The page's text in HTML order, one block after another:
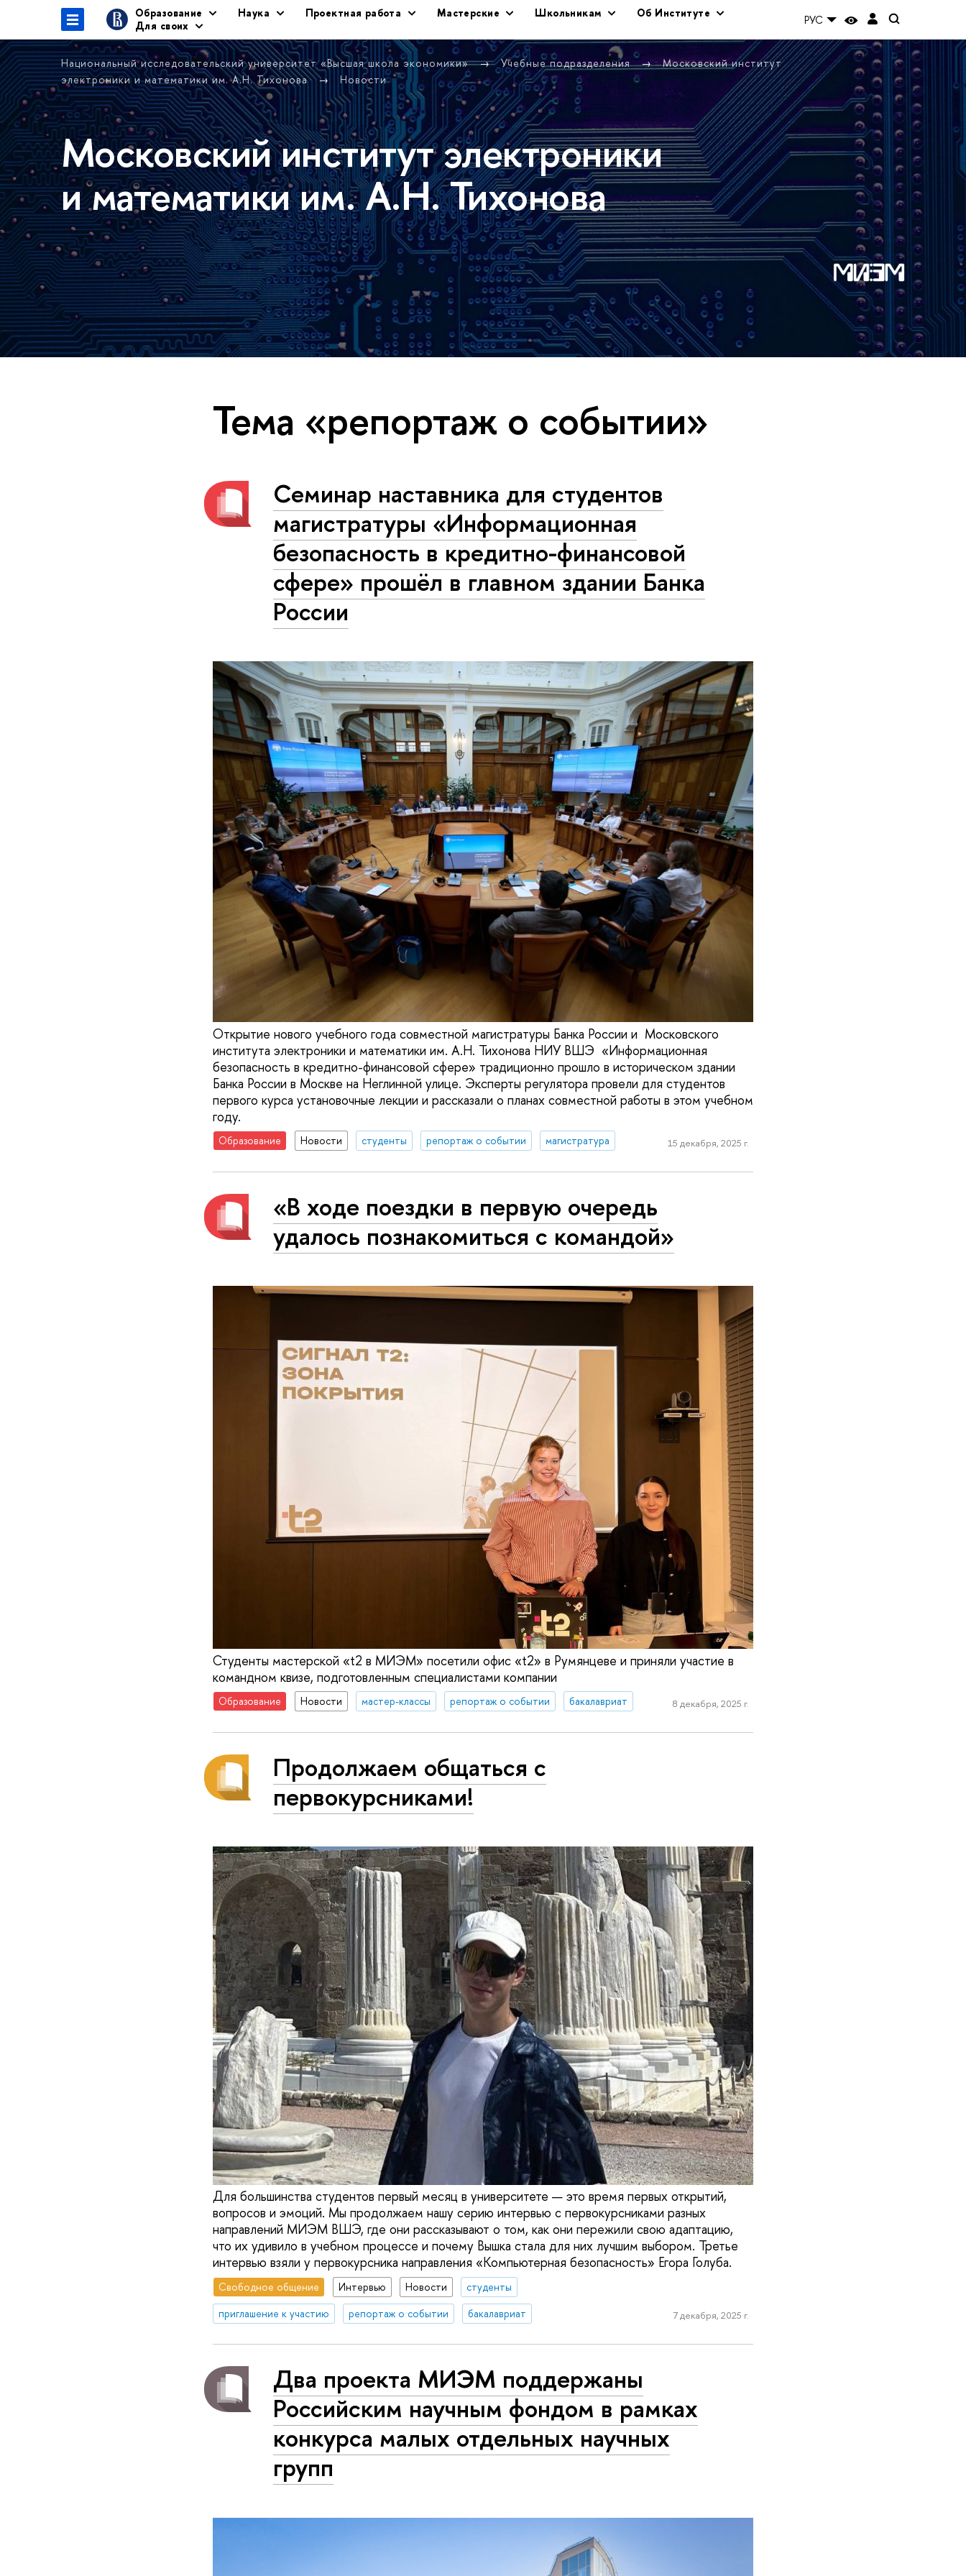
Образование Наука Проектная работа Мастерские Школьникам
Об Институте
Для своих
РУС
Национальный исследовательский университет «Высшая школа экономики» Учебные подразделения
Московский институт
электроники и математики им. А.Н. Тихонова
Новости
Московский институт электроники
и математики им. А.Н. Тихонова
Тема «репортаж о событии»
Семинар наставника для студентов
магистратуры «Информационная
безопасность в кредитно-финансовой
сфере» прошёл в главном здании Банка
России
Открытие нового учебного года совместной магистратуры Банка России и Московского
института электроники и математики им. А.Н. Тихонова НИУ ВШЭ «Информационная
безопасность в кредитно-финансовой сфере» традиционно прошло в историческом здании
Банка России в Москве на Неглинной улице. Эксперты регулятора провели для студентов
первого курса установочные лекции и рассказали о планах совместной работы в этом учебном
году.
Образование Новости студенты репортаж о событии магистратура 15 декабря, 2025 г.
«В ходе поездки в первую очередь
удалось познакомиться с командой»
Студенты мастерской «t2 в МИЭМ» посетили офис «t2» в Румянцеве и приняли участие в
командном квизе, подготовленным специалистами компании
Образование Новости мастер-классы репортаж о событии бакалавриат 8 декабря, 2025 г.
Продолжаем общаться с
первокурсниками!
Для большинства студентов первый месяц в университете — это время первых открытий,
вопросов и эмоций. Мы продолжаем нашу серию интервью с первокурсниками разных
направлений МИЭМ ВШЭ, где они рассказывают о том, как они пережили свою адаптацию,
что их удивило в учебном процессе и почему Вышка стала для них лучшим выбором. Третье
интервью взяли у первокурсника направления «Компьютерная безопасность» Егора Голуба.
Свободное общение Интервью Новости
студенты
приглашение к участию
репортаж о событии бакалавриат 7 декабря, 2025 г.
Два проекта МИЭМ поддержаны
Российским научным фондом в рамках
конкурса малых отдельных научных
групп